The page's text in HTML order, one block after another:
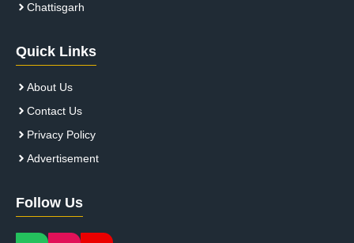
Chattisgarh
Quick Links
About Us
Contact Us
Privacy Policy
Advertisement
Follow Us